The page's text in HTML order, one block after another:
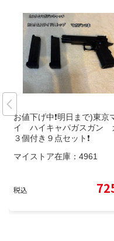
お値下げ中❗明日まで)東京
イ ハイキャパガスガン
３個付き９点セット❗
マイストア在庫： 4961
税込